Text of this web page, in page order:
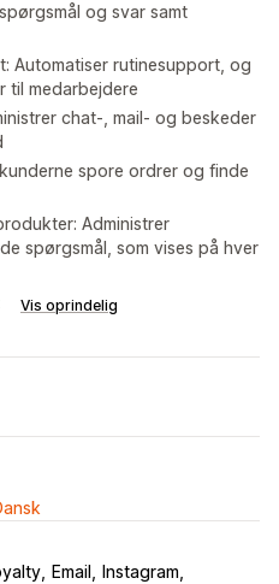
og svar samt
Automatiser rutinesupport, og
til medarbejdere
chat-, mail- og beskeder
spore ordrer og finde
Administrer
spørgsmål, som vises på hver
Vis oprindelig
Email
Instagram